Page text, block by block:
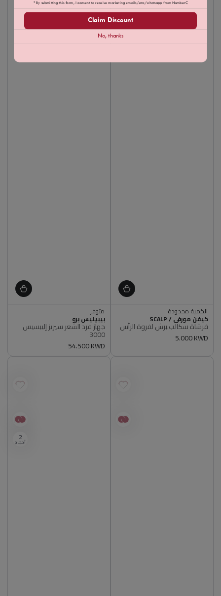
الكمية محدودة
أصلي 100%
الكمية محدودة
أصلي 100%
البائع
كيفن مورفي / SCALP
فرشاة سكالب.برش لفروة الرأس
سعر
5.000 KWD
متوفر
أصلي 100%
اشتري 2, ووفر 5%
متوفر
أصلي 100%
البائع
بيبيليس برو
جهاز فرد الشعر سيريز إليبسيس
3000
سعر
54.500 KWD
2
أحجام
* By submitting this form, I consent to receive marketing emails/sms/whatsapp from NumberC
Claim Discount
No, thanks